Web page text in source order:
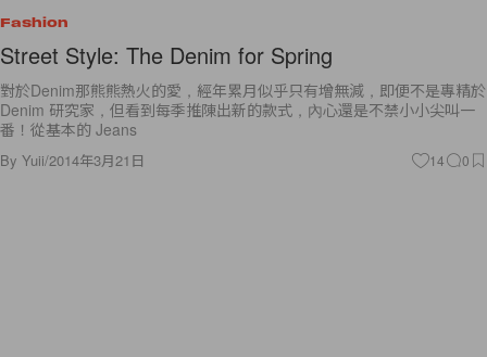
Fashion
Street Style: The Denim for Spring
對於Denim那熊熊熱火的愛，經年累月似乎只有增無減，即便不是專精於
Denim 研究家，但看到每季推陳出新的款式，內心還是不禁小小尖叫一
番！從基本的 Jeans
By Yuii/2014年3月21日 14 0